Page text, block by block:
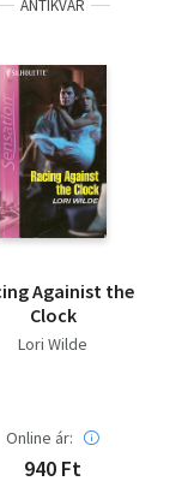
ANTIKVÁR
Againist the
Clock
Lori Wilde
Online ár:
940 Ft